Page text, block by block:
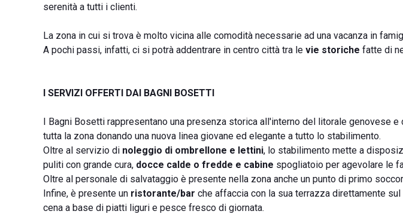
serenità a tutti i clienti.
La zona in cui si trova è molto vicina alle comodità necessarie ad una vacanza in
A pochi passi, infatti, ci si potrà addentrare in centro città tra le vie storiche fatte di
I SERVIZI OFFERTI DAI BAGNI BOSETTI
I Bagni Bosetti rappresentano una presenza storica all'interno del litorale genovese e
tutta la zona donando una nuova linea giovane ed elegante a tutto lo stabilimento.
Oltre al servizio di noleggio di ombrellone e lettini, lo stabilimento mette a
puliti con grande cura, docce calde o fredde e cabine spogliatoio per agevolare le
Oltre al personale di salvataggio è presente nella zona anche un punto di primo
Infine, è presente un ristorante/bar che affaccia con la sua terrazza direttamente
cena a base di piatti liguri e pesce fresco di giornata.